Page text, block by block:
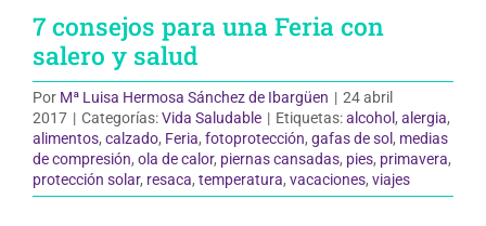
7 consejos para una Feria con
salero y salud
Por Mª Luisa Hermosa Sánchez de Ibargüen | 24 abril
2017 | Categorías:Vida Saludable | Etiquetas:alcohol , alergia,
alimentos, calzado, Feria, fotoprotección, gafas de sol , medias
de compresión, ola de calor, piernas cansadas, pies, primavera,
protección solar, resaca, temperatura, vacaciones, viajes